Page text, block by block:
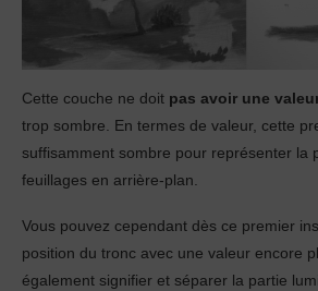
Cette couche ne doit pas avoir une
trop sombre. En termes de valeur, cette
suffisamment sombre pour représenter la
feuillages en arrière-plan.
Vous pouvez cependant dès ce premier
position du tronc avec une valeur encore
également signifier et séparer la partie